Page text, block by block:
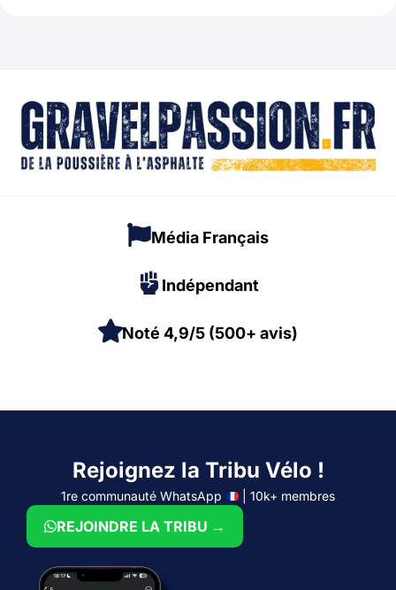
Média Français
Indépendant
Noté 4,9/5 (500+ avis)
Rejoignez la Tribu Vélo !
1re communauté WhatsApp | 10k+ membres
REJOINDRE LA TRIBU →